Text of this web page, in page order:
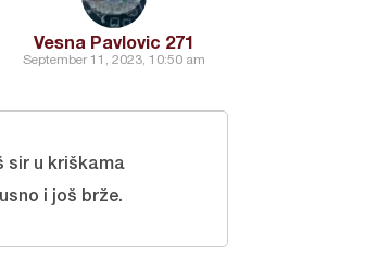
Vesna Pavlovic 271
September 11, 2023, 10:50 am
sir u kriškama
i još brže.